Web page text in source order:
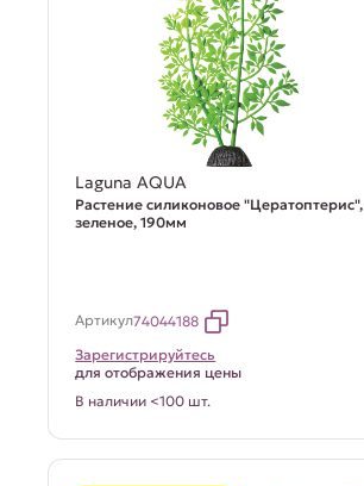
Laguna AQUA
Растение силиконовое "Цератоптерис",
зеленое, 190мм
Артикул74044188
Зарегистрируйтесь
для отображения цены
В наличии <100 шт.